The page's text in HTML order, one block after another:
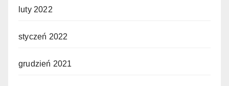
luty 2022
styczeń 2022
grudzień 2021